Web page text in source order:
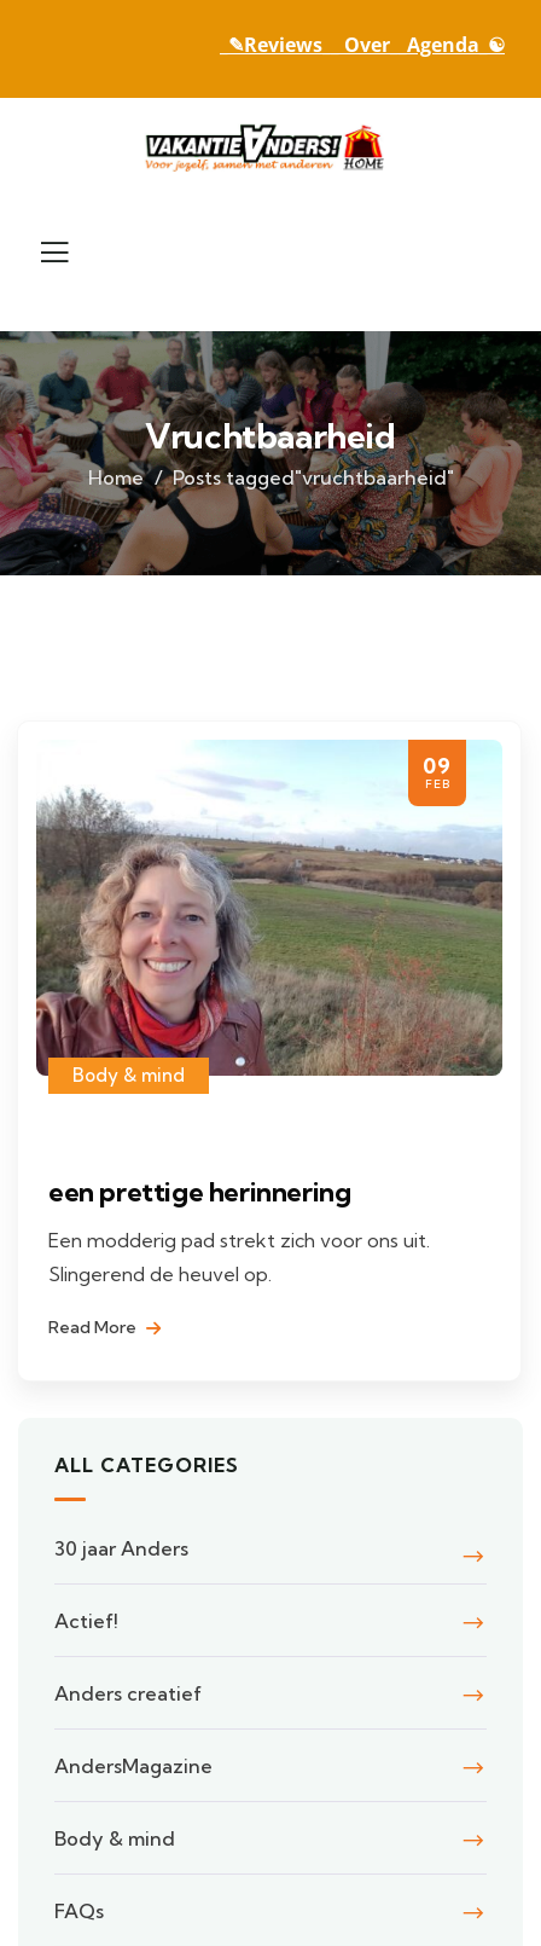
_✎Reviews_ _ Over_ _Agenda_☯
Vruchtbaarheid
Home Posts tagged"vruchtbaarheid"
09
FEB
Body & mind
een prettige herinnering
Een modderig pad strekt zich voor ons uit.
Slingerend de heuvel op.
Read More
ALL CATEGORIES
30 jaar Anders
Actief!
Anders creatief
AndersMagazine
Body & mind
FAQs